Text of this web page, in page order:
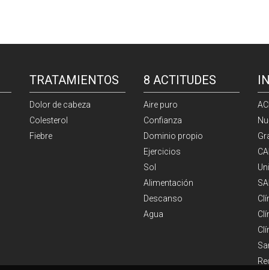
TRATAMIENTOS
Dolor de cabeza
Colesterol
Fiebre
8 ACTITUDES
Aire puro
Confianza
Dominio propio
Ejercicios
Sol
Alimentación
Descanso
Agua